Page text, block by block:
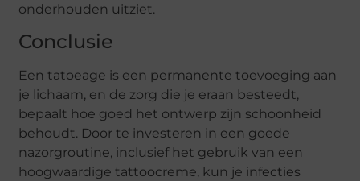
onderhouden uitziet.
Conclusie
Een tatoeage is een permanente toevoeging aan
je lichaam, en de zorg die je eraan besteedt,
bepaalt hoe goed het ontwerp zijn schoonheid
behoudt. Door te investeren in een goede
nazorgroutine, inclusief het gebruik van een
hoogwaardige tattoocreme, kun je infecties